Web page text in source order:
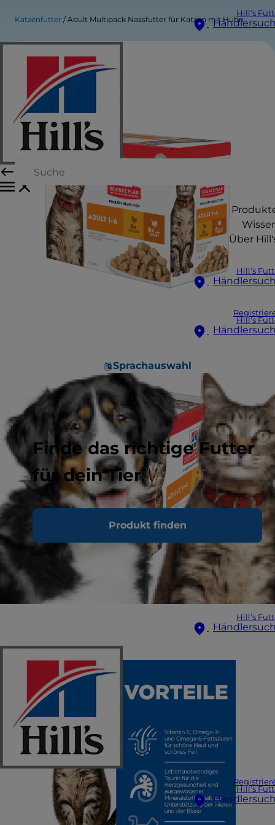
Hill’s
Über
Hill’s
Hill’s
Sprachauswahl
Finde das richtige Futter
für dein Tier
Produkt finden
Hill’s
Hill’s
Katzenfutter Adult Multipack Nassfutter für Katzen mit Huhn